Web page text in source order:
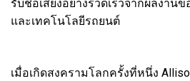
รับชื่อเสียงอย่างรวดเร็วจากผลงานข
และเทคโนโลยีรถยนต์
เมื่อเกิดสงครามโลกครั้งที่หนึ่ง